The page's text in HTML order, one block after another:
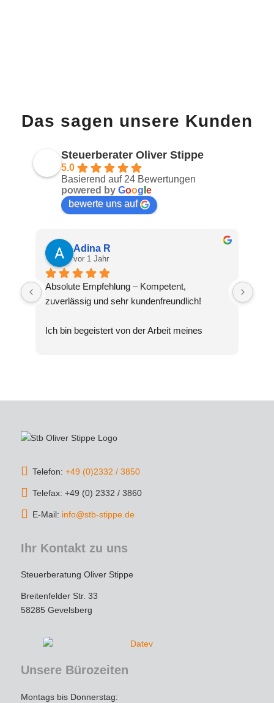
Das sagen unsere Kunden
Steuerberater Oliver Stippe
5.0
Basierend auf 24 Bewertungen
powered by Goog e
bewerte uns auf
Adina R
vor 1 Jahr
Absolute Empfehlung – Kompetent,
zuverlässig und sehr kundenfreundlich!
Ich bin begeistert von der Arbeit meines
erklärt, und ich hatte stets das Gefühl,
äußerst gründlich und termingerecht erledigt.
Dank der strategischen Tipps konnte ich
Expertenwissen!
Wer einen engagierten, loyalen und
goldrichtig. Vielen Dank für die tolle
Unterstützung – ich werde auf jeden Fall
weiterhin gerne kommen und empfehle die
Telefon: +49 (0)2332 / 3850
Telefax: +49 (0) 2332 / 3860
E-Mail: info@stb-stippe.de
Ihr Kontakt zu uns
Steuerberatung Oliver Stippe
Breitenfelder Str. 33
58285 Gevelsberg
Unsere Bürozeiten
Montags bis Donnerstag: